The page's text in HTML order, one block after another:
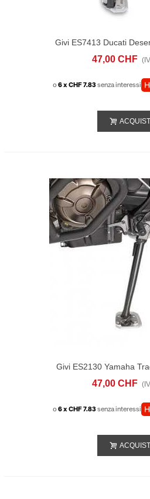
Givi ES7413 Ducati
47,00 CHF
o6 x CHF 7.83senza interessi
Givi ES2130 Yamaha
GT (20-24)
47,00 CHF
o6 x CHF 7.83senza interessi